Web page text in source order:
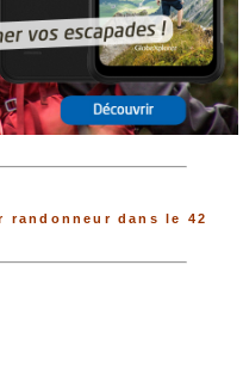
randonneur dans le 42